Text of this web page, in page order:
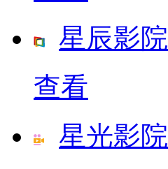
星辰影院
查看
星光影院